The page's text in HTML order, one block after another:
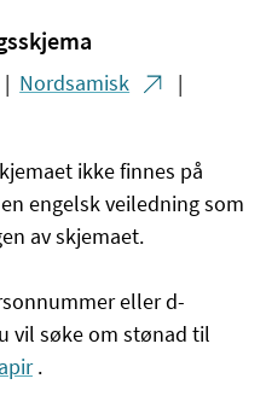
Nordsamisk
ikke finnes på
engelsk veiledning som
av skjemaet.
eller d-
vil søke om stønad til
.